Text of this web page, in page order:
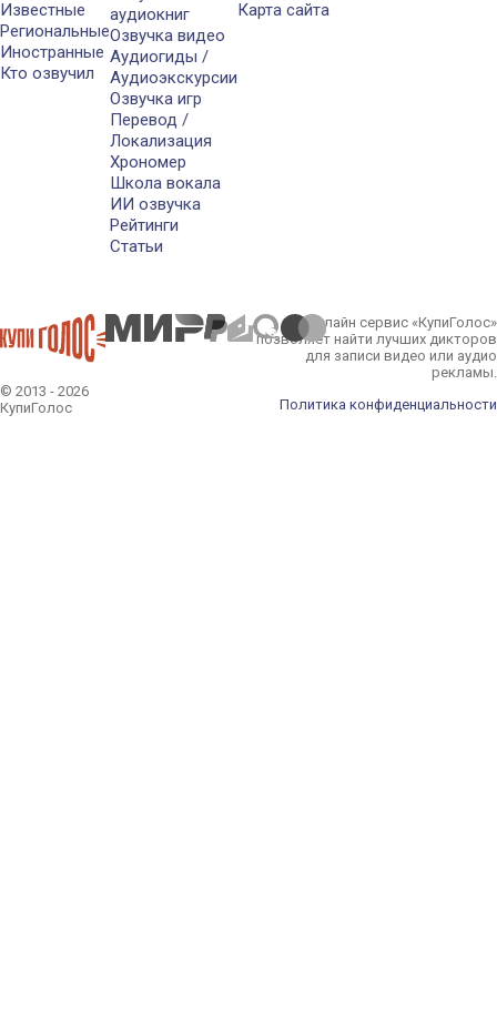
Известные
Региональные
Иностранные
Кто озвучил
аудиокниг
Озвучка видео
Аудиогиды /
Аудиоэкскурсии
Озвучка игр
Перевод /
Локализация
Хрономер
Школа вокала
ИИ озвучка
Рейтинги
Статьи
Карта сайта
© 2013 - 2026
КупиГолос
Онлайн сервис «КупиГолос»
позволяет найти лучших дикторов
для записи видео или аудио
рекламы.
Политика конфиденциальности